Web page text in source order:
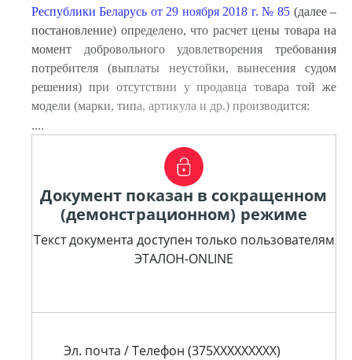
Республики Беларусь от 29 ноября 2018 г. № 85 (далее –
постановление) определено, что расчет цены товара на
момент добровольного удовлетворения требования
потребителя (выплаты неустойки, вынесения судом
решения) при отсутствии у продавца товара той же
модели (марки, типа, артикула и др.) производится:
....
Документ показан в сокращенном
(демонстрационном) режиме
Текст документа доступен только пользователям
ЭТАЛОН-ONLINE
Эл. почта / Телефон (375XXXXXXXXX)